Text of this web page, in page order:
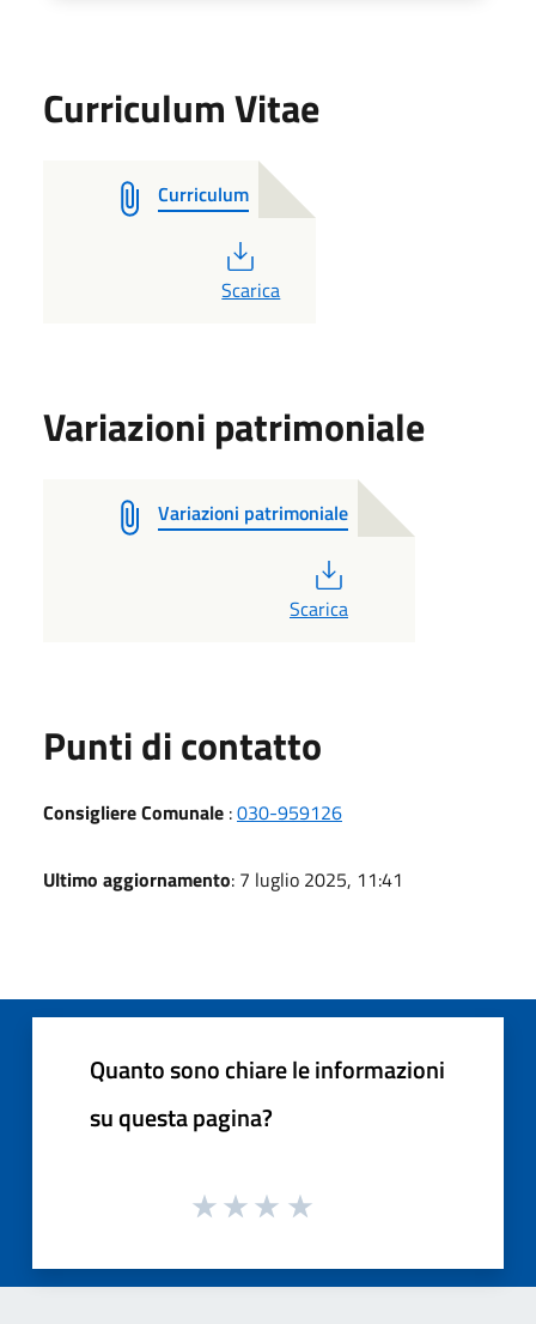
Curriculum Vitae
Curriculum
PDF
Scarica
Variazioni patrimoniale
Variazioni patrimoniale
Scarica
Punti di contatto
Consigliere Comunale :030-959126
Ultimo aggiornamento: 7 luglio 2025, 11:41
Quanto sono chiare le informazioni
su questa pagina?